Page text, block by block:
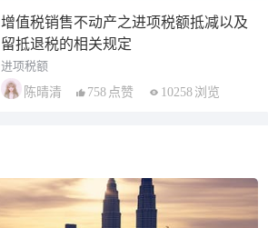
增值税销售不动产之进项税额抵减以及
留抵退税的相关规定
进项税额
陈晴清
758 点赞 10258 浏览